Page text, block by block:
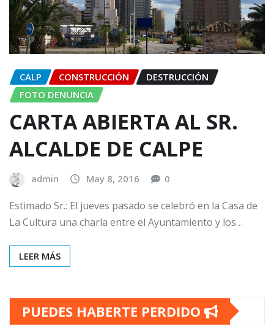
CALP CONSTRUCCIÓN
DESTRUCCIÓN
FOTO DENUNCIA
CARTA ABIERTA AL SR.
ALCALDE DE CALPE
admin May 8, 2016 0
Estimado Sr.: El jueves pasado se celebró en la Casa de
La Cultura una charla entre el Ayuntamiento y los…
LEER MÁS
PUEDES HABERTE PERDIDO